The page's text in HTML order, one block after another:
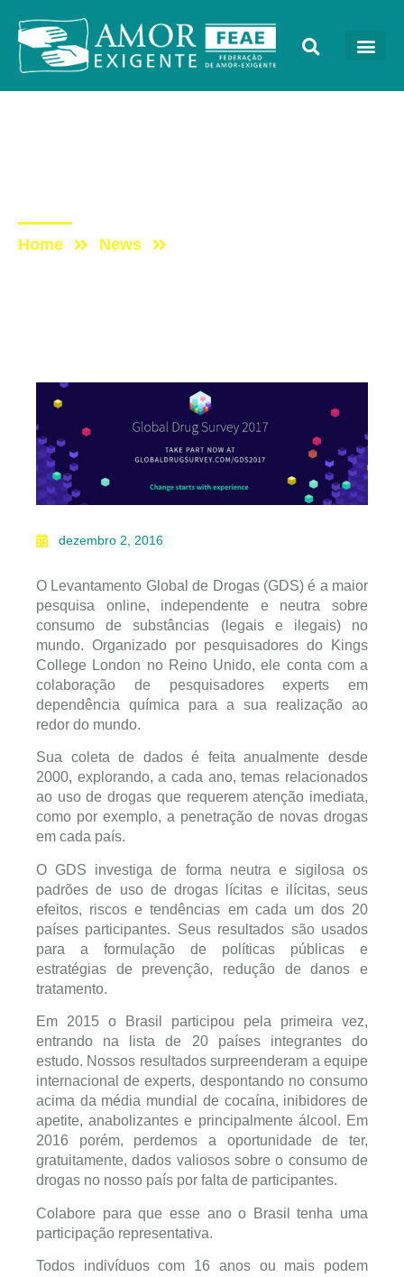
Home News
dezembro 2, 2016
O Levantamento Global de Drogas (GDS) é a maior
pesquisa online, independente e neutra sobre
consumo de substâncias (legais e ilegais) no
mundo. Organizado por pesquisadores do Kings
College London no Reino Unido, ele conta com a
colaboração de pesquisadores experts em
dependência química para a sua realização ao
redor do mundo.
Sua coleta de dados é feita anualmente desde
2000, explorando, a cada ano, temas relacionados
ao uso de drogas que requerem atenção imediata,
como por exemplo, a penetração de novas drogas
em cada país.
O GDS investiga de forma neutra e sigilosa os
padrões de uso de drogas lícitas e ilícitas, seus
efeitos, riscos e tendências em cada um dos 20
países participantes. Seus resultados são usados
para a formulação de políticas públicas e
estratégias de prevenção, redução de danos e
tratamento.
Em 2015 o Brasil participou pela primeira vez,
entrando na lista de 20 países integrantes do
estudo. Nossos resultados surpreenderam a equipe
internacional de experts, despontando no consumo
acima da média mundial de cocaína, inibidores de
apetite, anabolizantes e principalmente álcool. Em
2016 porém, perdemos a oportunidade de ter,
gratuitamente, dados valiosos sobre o consumo de
drogas no nosso país por falta de participantes.
Colabore para que esse ano o Brasil tenha uma
participação representativa.
Todos indivíduos com 16 anos ou mais podem